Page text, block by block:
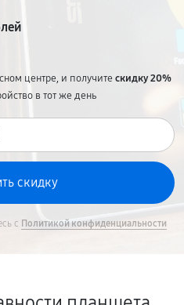
центре, и получитескидку 20%
в тот же день
с Политикой конфиденциальности